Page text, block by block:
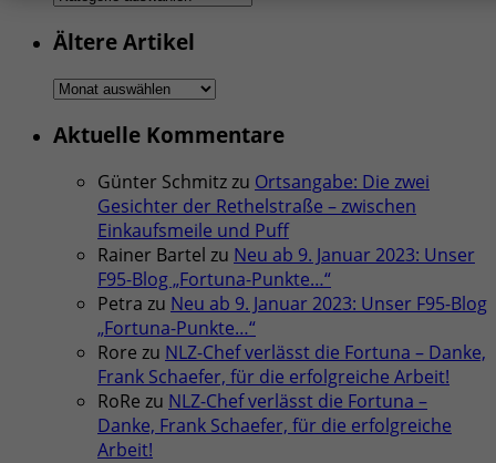
Ältere Artikel
Ältere
Aktuelle Kommentare
Günter Schmitzzu Ortsangabe: Die zwei
Gesichter der Rethelstraße – zwischen
Einkaufsmeile und Puff
Rainer Bartel zu Neu ab 9. Januar 2023: Unser
F95-Blog „Fortuna-Punkte…“
Petra zu Neu ab 9. Januar 2023: Unser F95-Blog
„Fortuna-Punkte…“
Rore zu NLZ-Chef verlässt die Fortuna – Danke,
Frank Schaefer, für die erfolgreiche Arbeit!
RoRe zu NLZ-Chef verlässt die Fortuna –
Danke, Frank Schaefer, für die erfolgreiche
Arbeit!